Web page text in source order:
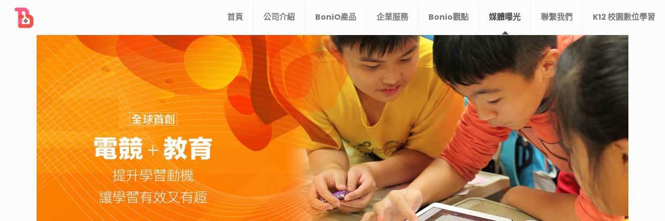
首頁 公司介紹 BoniO產品 企業服務 Bonio觀點 媒體曝光 聯繫我們 K12 校園數位學習